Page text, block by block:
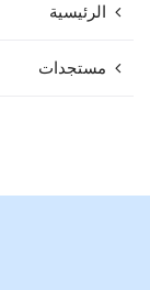
الرئيسية
مستجدات